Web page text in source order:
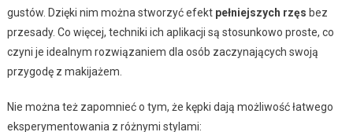
gustów. Dzięki nim można stworzyć efekt pełniejszych rzęs bez
przesady. Co więcej, techniki ich aplikacji są stosunkowo proste, co
czyni je idealnym rozwiązaniem dla osób zaczynających swoją
przygodę z makijażem.
Nie można też zapomnieć o tym, że kępki dają możliwość łatwego
eksperymentowania z różnymi stylami: